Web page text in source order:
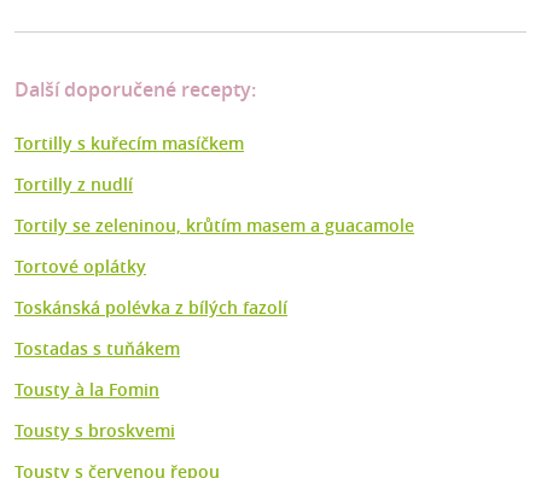
Další doporučené recepty:
Tortilly s kuřecím masíčkem
Tortilly z nudlí
Tortily se zeleninou, krůtím masem a guacamole
Tortové oplátky
Toskánská polévka z bílých fazolí
Tostadas s tuňákem
Tousty à la Fomin
Tousty s broskvemi
Tousty s červenou řepou